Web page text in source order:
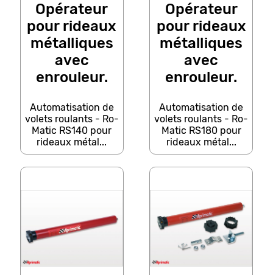
Opérateur
pour rideaux
métalliques
avec
enrouleur.
Automatisation de
volets roulants - Ro-
Matic RS140 pour
rideaux métal...
Opérateur
pour rideaux
métalliques
avec
enrouleur.
Automatisation de
volets roulants - Ro-
Matic RS180 pour
rideaux métal...